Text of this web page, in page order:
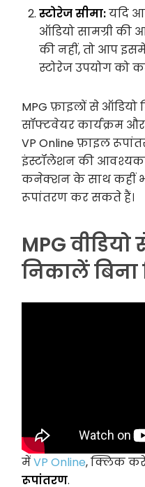
स्टोरेज सीमा:यदि
ऑडियो सामग्री की
की नहीं, तो आप
स्टोरेज उपयोग को
MPG फ़ाइलों से
सॉफ्टवेयर कार्यक्रम
VP Online फ़ाइल
इंस्टॉलेशन की
कनेक्शन के साथ कहीं
रूपांतरण कर सकते हैं।
MPG
निकालें
मेंVP Online, क्लिक
रूपांतरण.